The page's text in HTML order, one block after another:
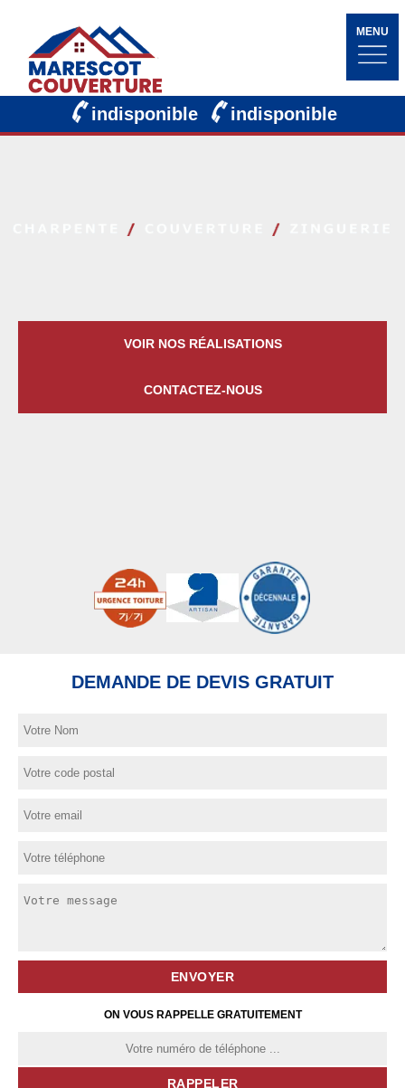
MENU
indisponible indisponible
VOIR NOS RÉALISATIONS
CONTACTEZ-NOUS
DEMANDE DE DEVIS GRATUIT
ON VOUS RAPPELLE GRATUITEMENT